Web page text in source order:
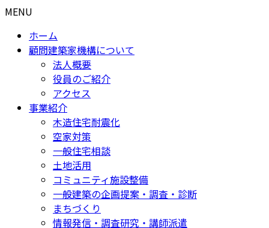
MENU
ホーム
顧問建築家機構について
法人概要
役員のご紹介
アクセス
事業紹介
木造住宅耐震化
空家対策
一般住宅相談
土地活用
コミュニティ施設整備
一般建築の企画提案・調査・診断
まちづくり
情報発信・調査研究・講師派遣